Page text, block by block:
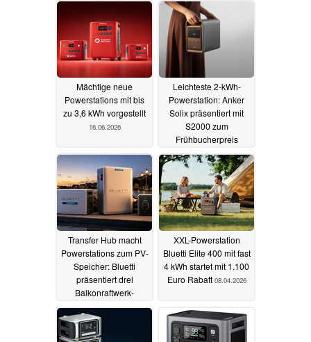
Mächtige neue
Powerstations mit bis
zu 3,6 kWh vorgestellt
16.06.2026
Leichteste 2-kWh-
Powerstation: Anker
Solix präsentiert mit
S2000 zum
Frühbucherpreis
19.05.2026
Transfer Hub macht
Powerstations zum PV-
Speicher: Bluetti
präsentiert drei
Balkonraftwerk-
Lösungen12.05.2026
XXL-Powerstation
Bluetti Elite 400 mit fast
4 kWh startet mit 1.100
Euro Rabatt 08.04.2026